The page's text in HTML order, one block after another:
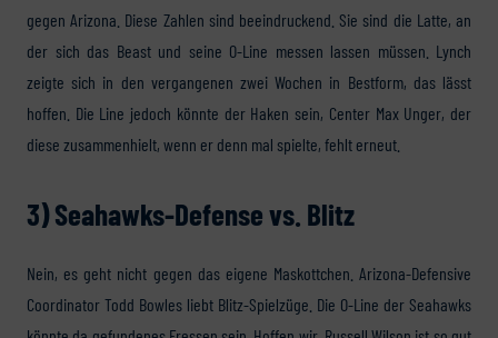
gegen Arizona. Diese Zahlen sind beeindruckend. Sie sind die Latte, an
der sich das Beast und seine O-Line messen lassen müssen. Lynch
zeigte sich in den vergangenen zwei Wochen in Bestform, das lässt
hoffen. Die Line jedoch könnte der Haken sein, Center Max Unger, der
diese zusammenhielt, wenn er denn mal spielte, fehlt erneut.
3) Seahawks-Defense vs. Blitz
Nein, es geht nicht gegen das eigene Maskottchen. Arizona-Defensive
Coordinator Todd Bowles liebt Blitz-Spielzüge. Die O-Line der Seahawks